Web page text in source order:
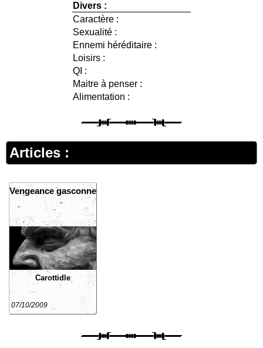
Divers :
Caractère :
Sexualité :
Ennemi héréditaire :
Loisirs :
QI :
Maitre à penser :
Alimentation :
Articles :
Vengeance gasconne
Carottidle
07/10/2009